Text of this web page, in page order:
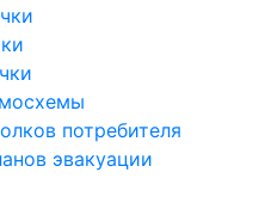
потребителя
эвакуации